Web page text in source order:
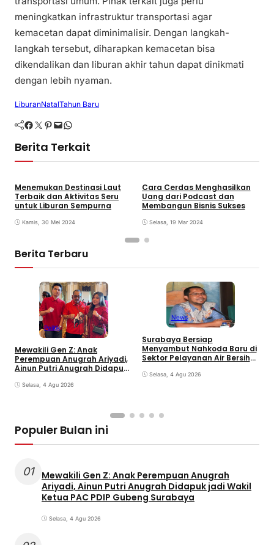
meningkatkan infrastruktur transportasi agar
kemacetan dapat diminimalisir. Dengan langkah-
langkah tersebut, diharapkan kemacetan bisa
dikendalikan dan liburan akhir tahun dapat dinikmati
dengan lebih nyaman.
LiburanNatalTahun Baru
Facebook Twitter Pinterest Mail WhatsApp
Berita Terkait
Menemukan Destinasi Laut
Terbaik dan Aktivitas Seru
untuk Liburan Sempurna
Kamis, 30 Mei 2024
Cara Cerdas Menghasilkan
Uang dari Podcast dan
Membangun Bisnis Sukses
Selasa, 19 Mar 2024
Berita Terbaru
Politik
Mewakili Gen Z: Anak
Perempuan Anugrah Ariyadi,
Ainun Putri Anugrah Didapuk
Gubeng Surabaya
Selasa, 4 Agu 2026
News
Surabaya Bersiap
Menyambut Nahkoda Baru di
Sektor Pelayanan Air Bersih
Selasa, 4 Agu 2026
Populer Bulan ini
01
Mewakili Gen Z: Anak Perempuan Anugrah
Ariyadi, Ainun Putri Anugrah Didapuk jadi Wakil
Ketua PAC PDIP Gubeng Surabaya
Selasa, 4 Agu 2026